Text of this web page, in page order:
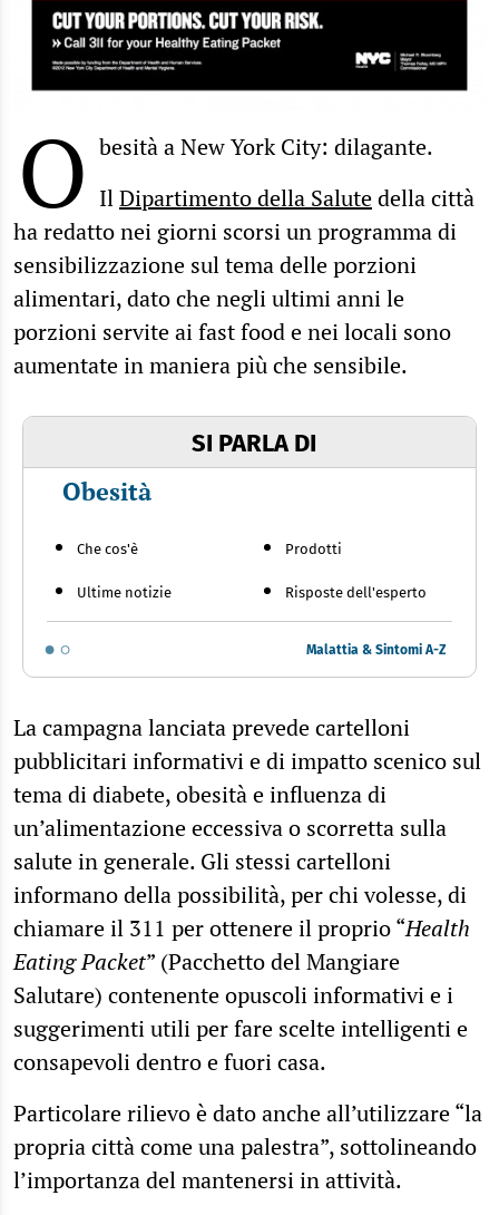
O besità a New York City: dilagante.
IlDipartimento della Salutedella città
ha redatto nei giorni scorsi un programma di
sensibilizzazione sul tema delle porzioni
alimentari, dato che negli ultimi anni le
porzioni servite ai fast food e nei locali sono
aumentate in maniera più che sensibile.
SI PARLA DI
Obesità
Che cos'è
Ultime notizie
Prodotti
Risposte dell'esperto
Malattia & Sintomi A-Z
La campagna lanciata prevede cartelloni
pubblicitari informativi e di impatto scenico sul
tema di diabete, obesità e influenza di
un’alimentazione eccessiva o scorretta sulla
salute in generale. Gli stessi cartelloni
informano della possibilità, per chi volesse, di
chiamare il 311 per ottenere il proprio “Health
Eating Packet” (Pacchetto del Mangiare
Salutare) contenente opuscoli informativi e i
suggerimenti utili per fare scelte intelligenti e
consapevoli dentro e fuori casa.
Particolare rilievo è dato anche all’utilizzare “la
propria città come una palestra”, sottolineando
l’importanza del mantenersi in attività.